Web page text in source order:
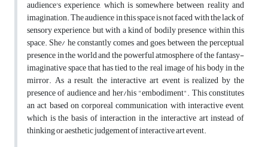
audience's experience, which is somewhere between reality and
imagination. The audience in this space is not faced with the lack of
sensory experience, but with a kind of bodily presence within this
space. She/ he constantly comes and goes, between the perceptual
presence in the world and the powerful atmosphere of the fantasy-
imaginative space that has tied to the real image of his body in the
mirror. As a result, the interactive art event is realized by the
presence of audience and her/his "embodiment". This constitutes
an act based on corporeal communication with interactive event,
which is the basis of interaction in the interactive art instead of
thinking or aesthetic judgement of interactive art event.